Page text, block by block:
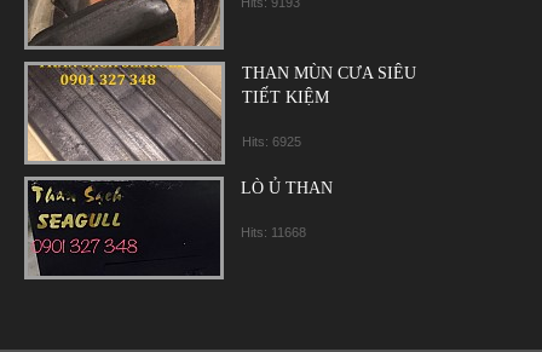
THAN MÙN CƯA SIÊU
TIẾT KIỆM
Hits: 6925
LÒ Ủ THAN
Hits: 11668